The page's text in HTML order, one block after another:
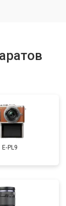
E‑PL9